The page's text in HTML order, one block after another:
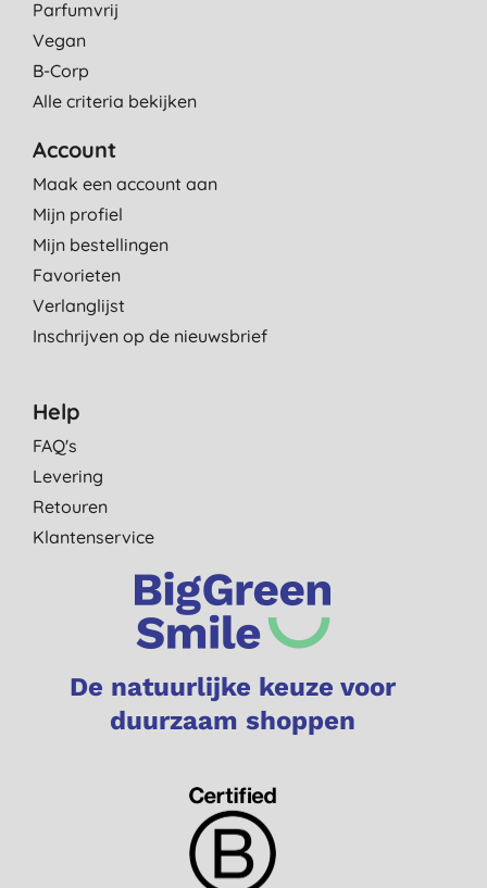
Parfumvrij
Vegan
B-Corp
Alle criteria bekijken
Account
Maak een account aan
Mijn profiel
Mijn bestellingen
Favorieten
Verlanglijst
Inschrijven op de nieuwsbrief
Help
FAQ's
Levering
Retouren
Klantenservice
De natuurlijke keuze voor
duurzaam shoppen